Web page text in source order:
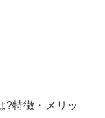
?特徴・メリッ